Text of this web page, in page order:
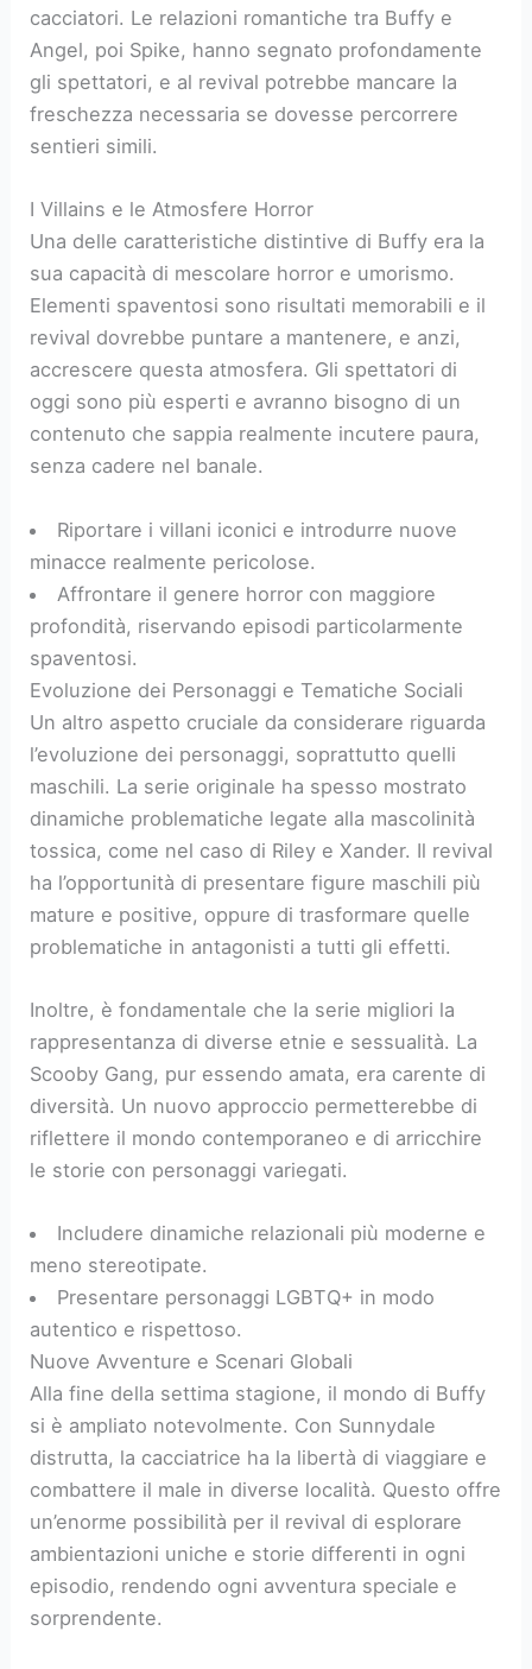
cacciatori. Le relazioni romantiche tra Buffy e
Angel, poi Spike, hanno segnato profondamente
gli spettatori, e al revival potrebbe mancare la
freschezza necessaria se dovesse percorrere
sentieri simili.
I Villains e le Atmosfere Horror
Una delle caratteristiche distintive di Buffy era la
sua capacità di mescolare horror e umorismo.
Elementi spaventosi sono risultati memorabili e il
revival dovrebbe puntare a mantenere, e anzi,
accrescere questa atmosfera. Gli spettatori di
oggi sono più esperti e avranno bisogno di un
contenuto che sappia realmente incutere paura,
senza cadere nel banale.
Riportare i villani iconici e introdurre nuove
minacce realmente pericolose.
Affrontare il genere horror con maggiore
profondità, riservando episodi particolarmente
spaventosi.
Evoluzione dei Personaggi e Tematiche Sociali
Un altro aspetto cruciale da considerare riguarda
l’evoluzione dei personaggi, soprattutto quelli
maschili. La serie originale ha spesso mostrato
dinamiche problematiche legate alla mascolinità
tossica, come nel caso di Riley e Xander. Il revival
ha l’opportunità di presentare figure maschili più
mature e positive, oppure di trasformare quelle
problematiche in antagonisti a tutti gli effetti.
Inoltre, è fondamentale che la serie migliori la
rappresentanza di diverse etnie e sessualità. La
Scooby Gang, pur essendo amata, era carente di
diversità. Un nuovo approccio permetterebbe di
riflettere il mondo contemporaneo e di arricchire
le storie con personaggi variegati.
Includere dinamiche relazionali più moderne e
meno stereotipate.
Presentare personaggi LGBTQ+ in modo
autentico e rispettoso.
Nuove Avventure e Scenari Globali
Alla fine della settima stagione, il mondo di Buffy
si è ampliato notevolmente. Con Sunnydale
distrutta, la cacciatrice ha la libertà di viaggiare e
combattere il male in diverse località. Questo offre
un’enorme possibilità per il revival di esplorare
ambientazioni uniche e storie differenti in ogni
episodio, rendendo ogni avventura speciale e
sorprendente.